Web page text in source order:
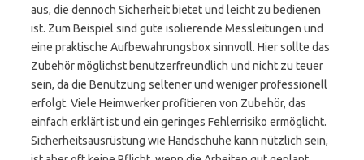
aus, die dennoch Sicherheit bietet und leicht zu bedienen
ist. Zum Beispiel sind gute isolierende Messleitungen und
eine praktische Aufbewahrungsbox sinnvoll. Hier sollte das
Zubehör möglichst benutzerfreundlich und nicht zu teuer
sein, da die Benutzung seltener und weniger professionell
erfolgt. Viele Heimwerker profitieren von Zubehör, das
einfach erklärt ist und ein geringes Fehlerrisiko ermöglicht.
Sicherheitsausrüstung wie Handschuhe kann nützlich sein,